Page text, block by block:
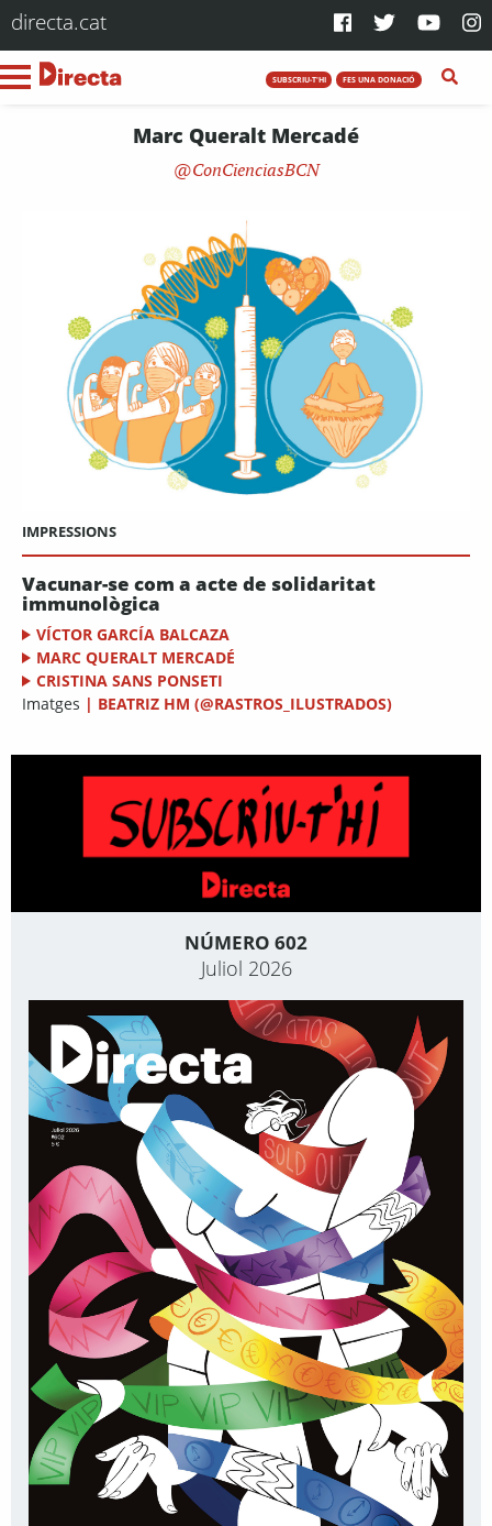
directa.cat
SUBSCRIU-T'HI FES UNA DONACIÓ
Marc Queralt Mercadé
ConCienciasBCN
IMPRESSIONS
Vacunar-se com a acte de solidaritat
immunològica
VÍCTOR GARCÍA BALCAZA
MARC QUERALT MERCADÉ
CRISTINA SANS PONSETI
Imatges | BEATRIZ HM (@RASTROS_ILUSTRADOS)
NÚMERO 602
Juliol 2026